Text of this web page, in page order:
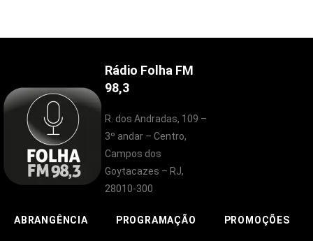
Rádio Folha FM
98,3
R. dos Andradas, 109 –
3º andar – Centro,
Campos dos
Goytacazes – RJ,
28010-300
ABRANGÊNCIA PROGRAMAÇÃO PROMOÇÕES